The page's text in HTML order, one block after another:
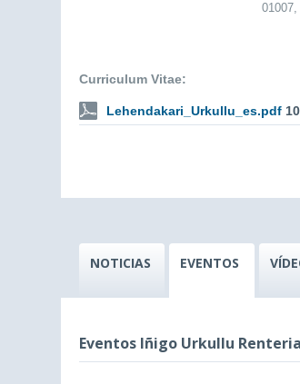
Curriculum Vitae:
Lehendakari_Urkullu_es.pdf
NOTICIAS EVENTOS
Eventos Iñigo Urkullu